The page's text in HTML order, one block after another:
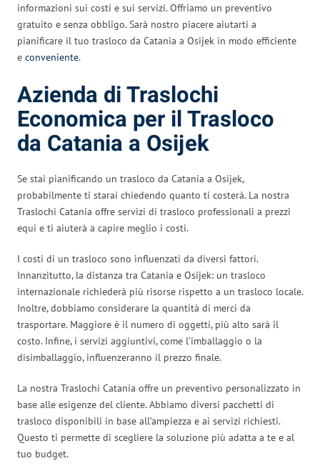
informazioni sui costi e sui servizi. Offriamo un preventivo
gratuito e senza obbligo. Sarà nostro piacere aiutarti a
pianificare il tuo trasloco da Catania a Osijek in modo efficiente
e conveniente.
Azienda di Traslochi
Economica per il Trasloco
da Catania a Osijek
Se stai pianificando un trasloco da Catania a Osijek,
probabilmente ti starai chiedendo quanto ti costerà. La nostra
Traslochi Catania offre servizi di trasloco professionali a prezzi
equi e ti aiuterà a capire meglio i costi.
I costi di un trasloco sono influenzati da diversi fattori.
Innanzitutto, la distanza tra Catania e Osijek: un trasloco
internazionale richiederà più risorse rispetto a un trasloco locale.
Inoltre, dobbiamo considerare la quantità di merci da
trasportare. Maggiore è il numero di oggetti, più alto sarà il
costo. Infine, i servizi aggiuntivi, come l’imballaggio o la
disimballaggio, influenzeranno il prezzo finale.
La nostra Traslochi Catania offre un preventivo personalizzato in
base alle esigenze del cliente. Abbiamo diversi pacchetti di
trasloco disponibili in base all’ampiezza e ai servizi richiesti.
Questo ti permette di scegliere la soluzione più adatta a te e al
tuo budget.